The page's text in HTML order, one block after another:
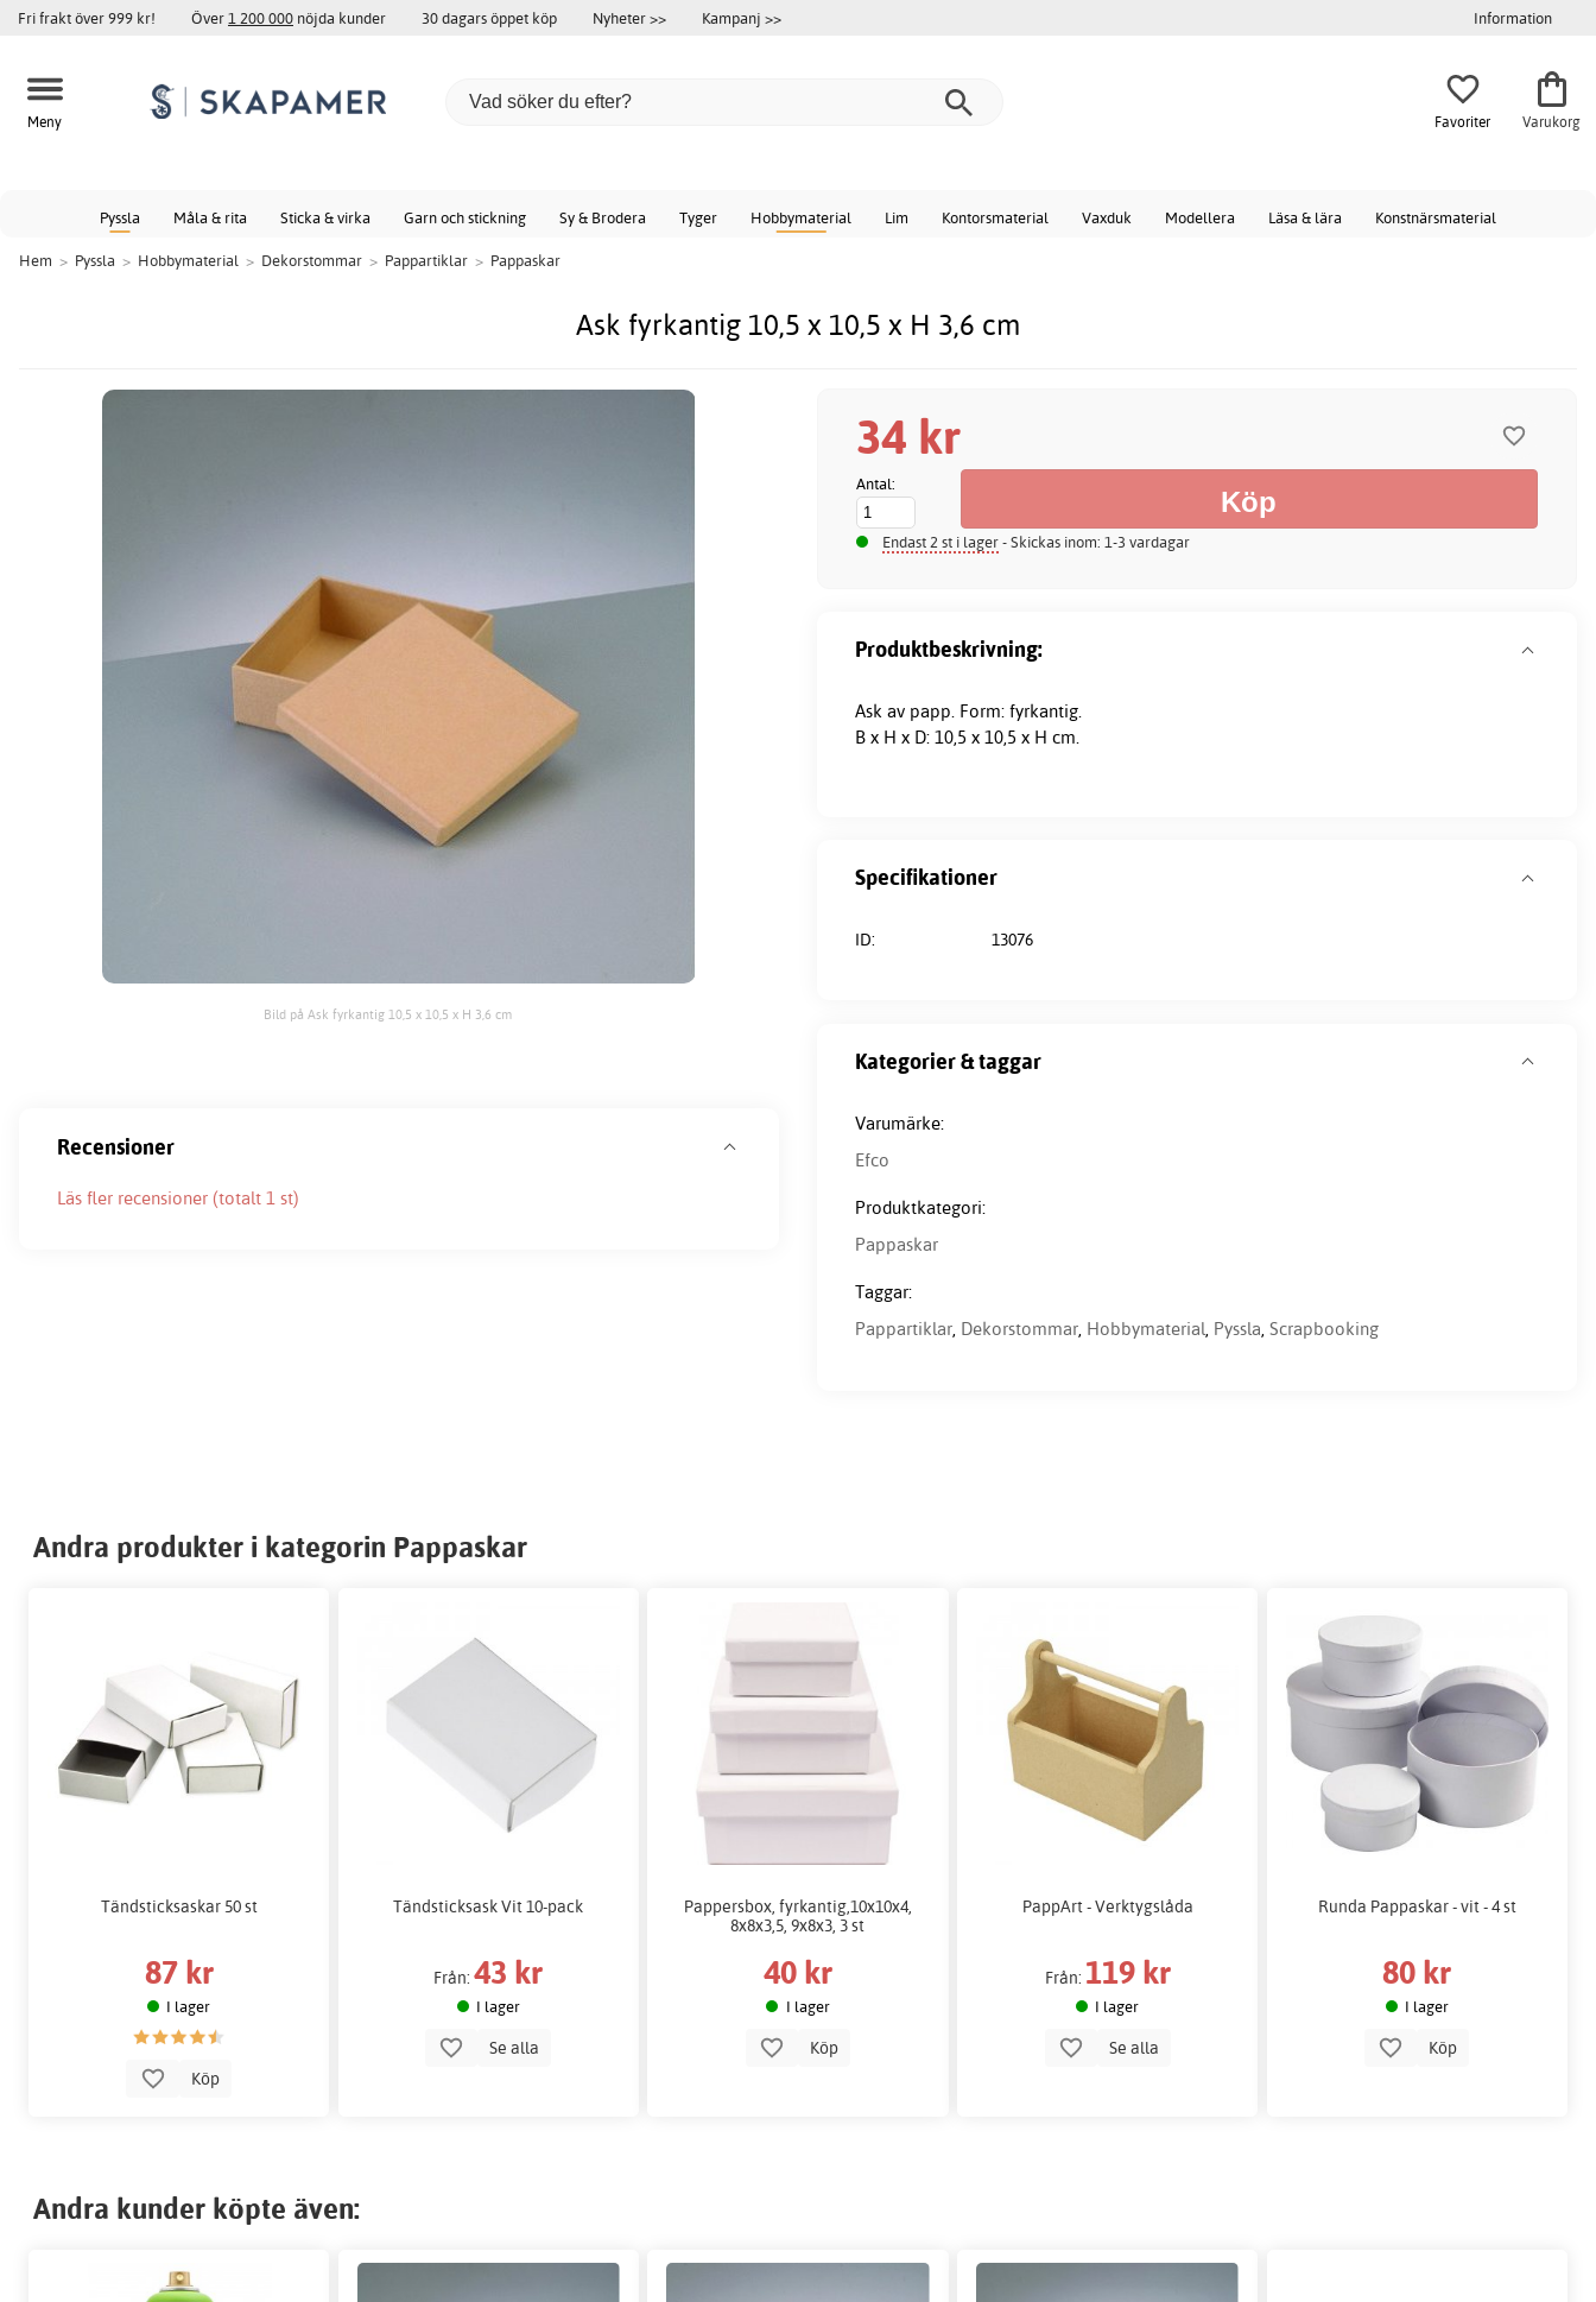
Fri frakt över 999 kr! Över1 200 000 nöjda kunder 30 dagars öppet köp Nyheter >> Kampanj >> Information
Meny Favoriter Varukorg
Pyssla Måla & rita Sticka & virka Garn och stickning Sy & Brodera Tyger Hobbymaterial Lim Kontorsmaterial Vaxduk Modellera Läsa & lära Konstnärsmaterial
Hem > Pyssla > Hobbymaterial > Dekorstommar > Pappartiklar > Pappaskar
Ask fyrkantig 10,5 x 10,5 x H 3,6 cm
Bild på Ask fyrkantig 10,5 x 10,5 x H 3,6 cm
34 kr
Antal:
Endast 2 st i lager- Skickas inom: 1-3 vardagar
Produktbeskrivning:
Ask av papp. Form: fyrkantig.
B x H x D: 10,5 x 10,5 x H cm.
Specifikationer
ID: 13076
Kategorier & taggar
Varumärke:
Efco
Produktkategori:
Pappaskar
Taggar:
Pappartiklar, Dekorstommar, Hobbymaterial, Pyssla, Scrapbooking
Recensioner
Läs fler recensioner (totalt 1 st)
Andra produkter i kategorin Pappaskar
Tändsticksaskar 50 st
87 kr
I lager
Köp
Tändsticksask Vit 10-pack
Från:43 kr
I lager
Se alla
Pappersbox, fyrkantig,10x10x4,
8x8x3,5, 9x8x3, 3 st
40 kr
I lager
Köp
PappArt - Verktygslåda
Från: 119 kr
I lager
Se alla
Runda Pappaskar - vit - 4 st
80 kr
I lager
Köp
Andra kunder köpte även: